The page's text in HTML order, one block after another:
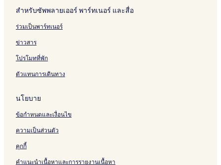
t
a
a
W
e
l
e
สำหรับซัพพลายเออร์ พาร์ทเนอร์ และสื่อ
ร่วมเป็นพาร์ทเนอร์
ข่าวสาร
โปรโมทที่พัก
ตัวแทนการเดินทาง
นโยบาย
ข้อกำหนดและเงื่อนไข
ความเป็นส่วนตัว
คุกกี้
คำแนะนำเนื้อหาและการรายงานเนื้อหา